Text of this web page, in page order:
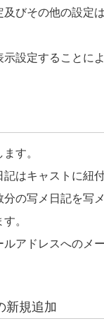
及びその他の設定
示設定することに
す。
はキャストに紐
分の写メ日記を写
。
アドレスへのメ
新規追加